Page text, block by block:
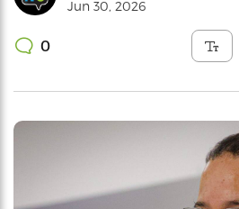
Jun 30, 2026
0